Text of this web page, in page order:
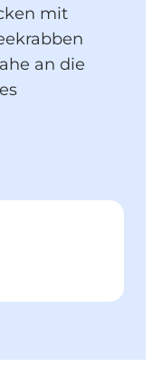
mit
an die